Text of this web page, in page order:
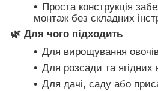
Проста конструкція
монтаж без складних
🌿 Для чого підходить
Для вирощування овочів
Для розсади та ягідних
Для дачі, саду або